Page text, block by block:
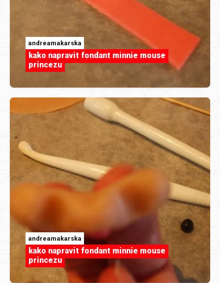
andreamakarska
kako napravit fondant minnie mouse
princezu
andreamakarska
kako napravit fondant minnie mouse
princezu